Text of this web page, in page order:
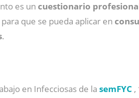
es un cuestionario
que se pueda aplicar en
.
en Infecciosas de la semFYC ,